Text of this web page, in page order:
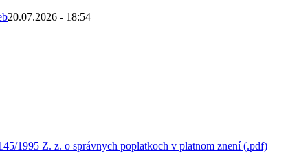
20.07.2026 - 18:54
1995 Z. z. o správnych poplatkoch v platnom znení (.pdf)